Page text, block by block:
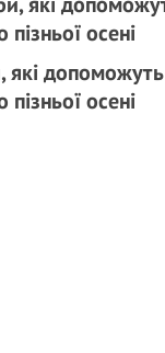
які допоможуть
осені